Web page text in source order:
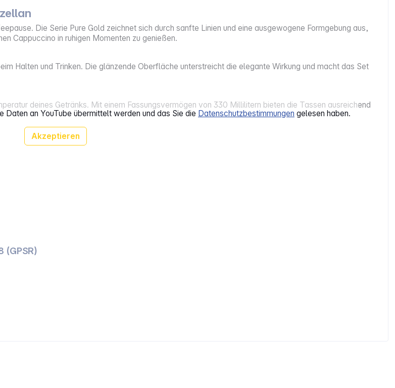
an YouTube übermittelt werden und das Sie die Datenschutzbestimmungen gelesen haben.
Akzeptieren
Die Serie Pure Gold zeichnet sich durch sanfte Linien und eine ausgewogene Formgebung aus,
Cappuccino in ruhigen Momenten zu genießen.
Halten und Trinken. Die glänzende Oberfläche unterstreicht die elegante Wirkung und macht das Set
deines Getränks. Mit einem Fassungsvermögen von 330 Millilitern bieten die Tassen ausreichend